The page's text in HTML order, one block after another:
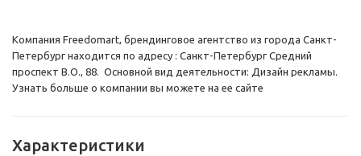
Компания Freedomart, брендинговое агентство из города Санкт-
Петербург находится по адресу : Санкт-Петербург Средний
проспект В.О., 88. Основной вид деятельности: Дизайн рекламы.
Узнать больше о компании вы можете на ее сайте
Характеристики